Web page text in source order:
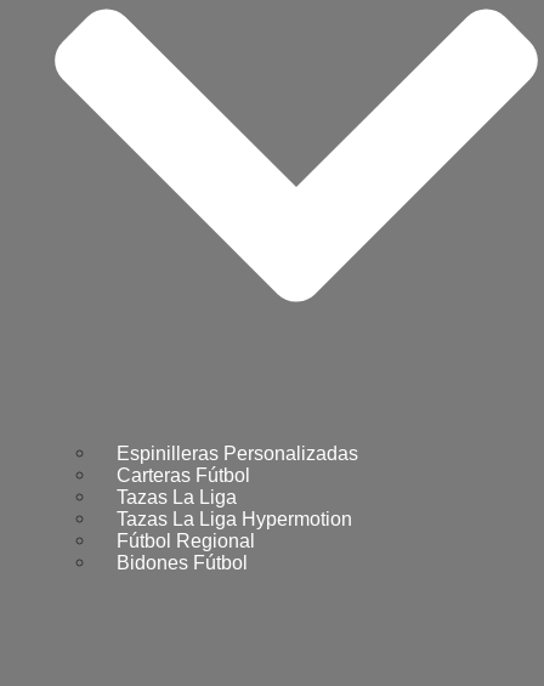
Espinilleras Personalizadas
Carteras Fútbol
Tazas La Liga
Tazas La Liga Hypermotion
Fútbol Regional
Bidones Fútbol